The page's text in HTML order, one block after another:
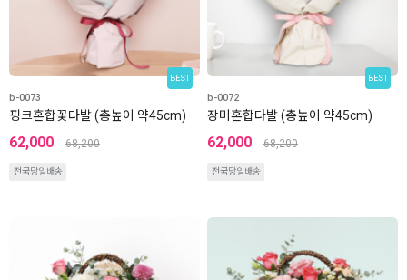
BEST
b-0073
핑크혼합꽃다발 (총높이 약45cm)
62,000 68,200
전국당일배송
BEST
b-0072
장미혼합다발 (총높이 약45cm)
62,000 68,200
전국당일배송